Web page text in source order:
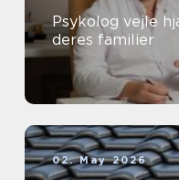
Psykolog vejle hjælp til børn, unge og
deres familier
02. May 2026